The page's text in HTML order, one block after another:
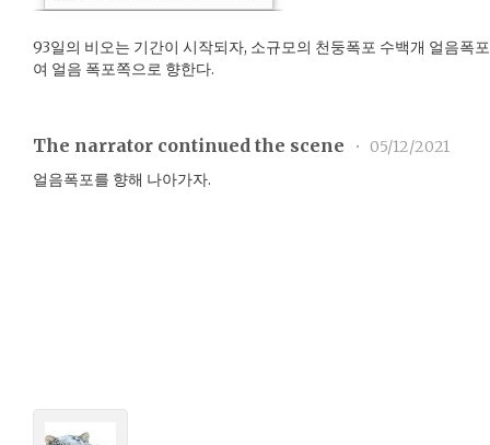
93일의 비오는 기간이 시작되자, 소규모의 천둥폭포 수백개 얼음폭
여 얼음 폭포쪽으로 향한다.
The narrator continued the scene •
05/12/2021
얼음폭포를 향해 나아가자.